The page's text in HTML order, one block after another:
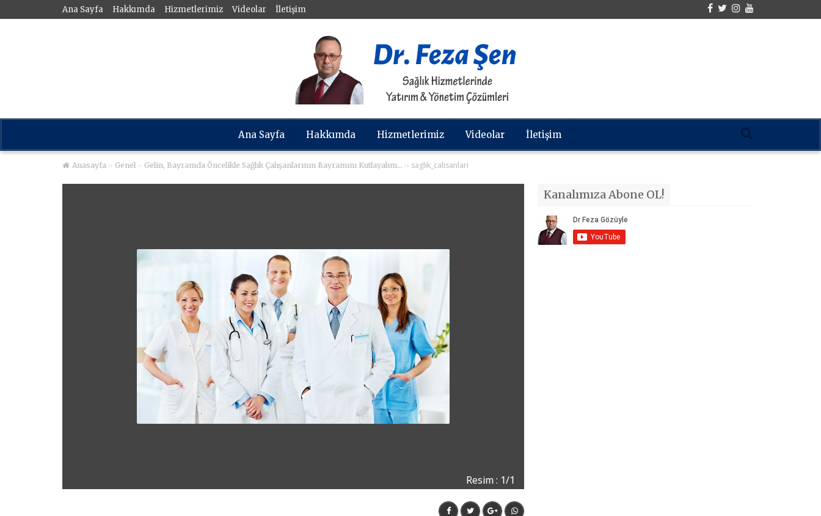
Ana Sayfa Hakkımda Hizmetlerimiz Videolar İletişim
Ana Sayfa Hakkımda Hizmetlerimiz Videolar İletişim
Anasayfa ›› Genel ›› Gelin, Bayramda Öncelikle Sağlık Çalışanlarının Bayramını Kutlayalım… ›› saglik_calisanlari
Resim : 1/1
Kanalımıza Abone OL!